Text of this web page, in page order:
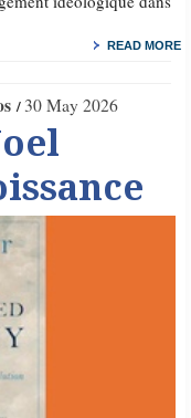
READ MORE
30 May 2026